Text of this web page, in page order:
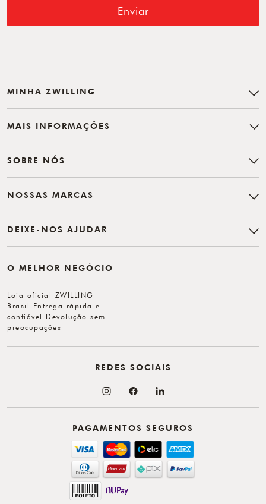
Enviar
MINHA ZWILLING
MAIS INFORMAÇÕES
SOBRE NÓS
NOSSAS MARCAS
DEIXE-NOS AJUDAR
O MELHOR NEGÓCIO
Loja oficial ZWILLING
Brasil Entrega rápida e
confiável Devolução sem
preocupações
PAGAMENTOS SEGUROS
REDES SOCIAIS